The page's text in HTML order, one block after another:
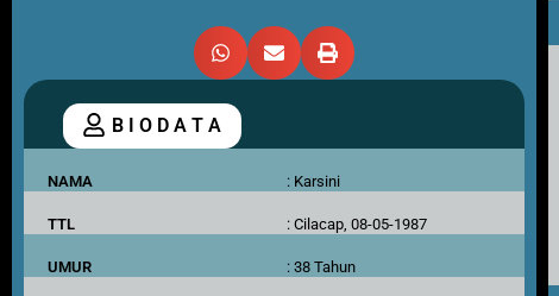
B I O D A T A
NAMA : Karsini
TTL : Cilacap, 08-05-1987
UMUR : 38 Tahun